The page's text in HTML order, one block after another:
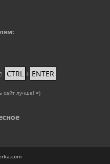
CTRL + ENTER
сайт лучше! =)